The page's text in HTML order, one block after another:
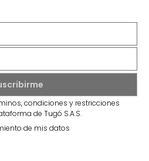
condiciones y restricciones
de Tugó S.A.S.
de mis datos